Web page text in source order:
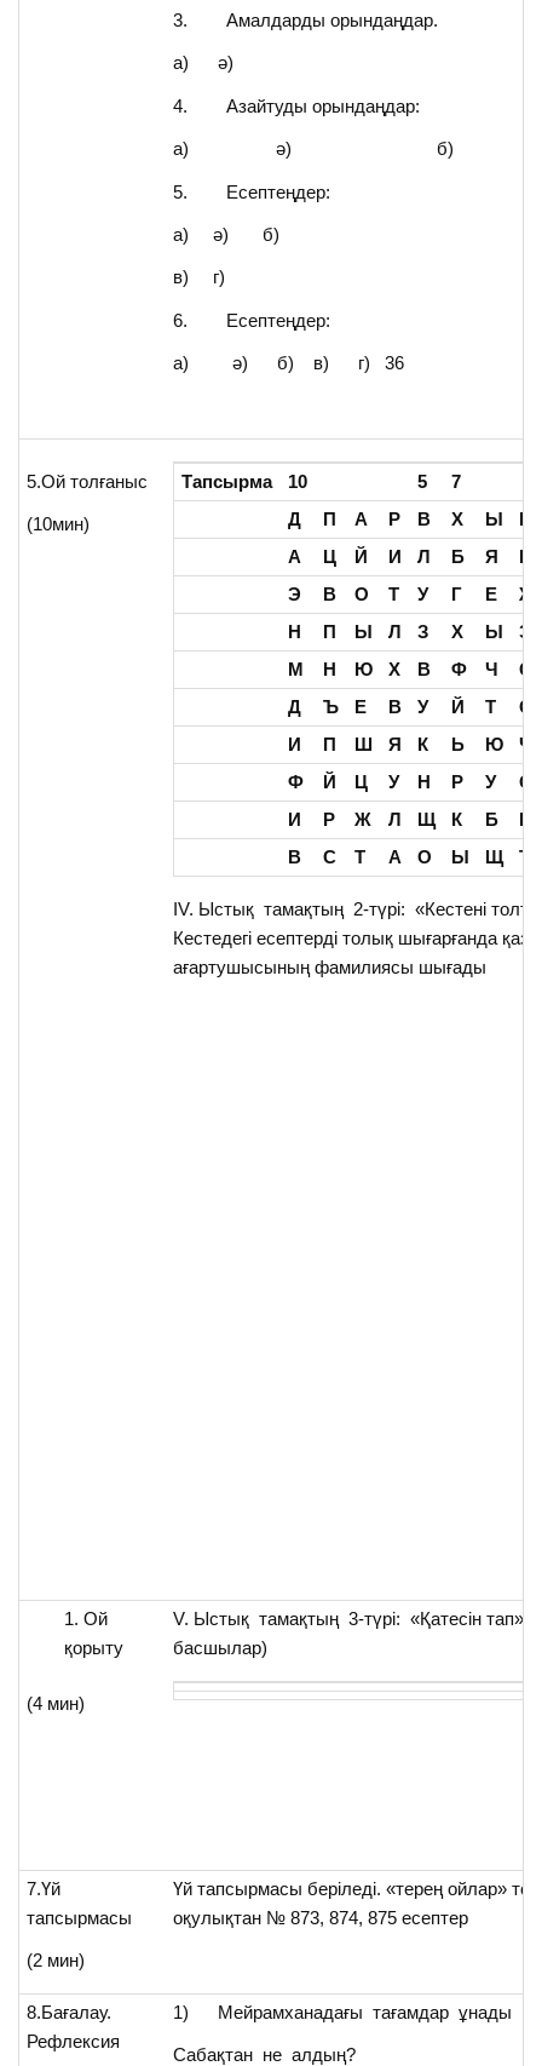
3. Амалдарды орындаңдар.
а) ә)
4. Азайтуды орындаңдар:
а) ә) б)
5. Есептеңдер:
а) ә) б)
в) г)
6. Есептеңдер:
а) ә) б) в) г) 36
5.Ой толғаныс
(10мин)
Тапсырма 10 5
7
Д
П А Р В Х Ы
Р
А
Ц Й И Л Б Я
Ь
Э
В О Т У Г Е
Ж
Н
П Ы Л З Х Ы
Э
М
Н Ю Х В Ф Ч
С
Д
Ъ Е В У Й Т
С
И
П Ш Я К Ь Ю
Ч
Ф
Й Ц У Н Р У
О
И
Р Ж Л Щ К Б
Ю
В
С Т А О Ы Щ Ъ
ІV. Ыстық тамақтың 2-түрі: «Кестені
Кестедегі есептерді толық шығарғанда
ағартушысының фамилиясы шығады
Ой
қорыту
(4 мин)
V. Ыстық тамақтың 3-түрі: «Қатесін тап»
басшылар)
7.Үй
тапсырмасы
(2 мин)
Үй тапсырмасы беріледі. «терең ойлар»
оқулықтан № 873, 874, 875 есептер
8.Бағалау.
Рефлексия
1) Мейрамханадағы тағамдар ұнады
Сабақтан не алдың?